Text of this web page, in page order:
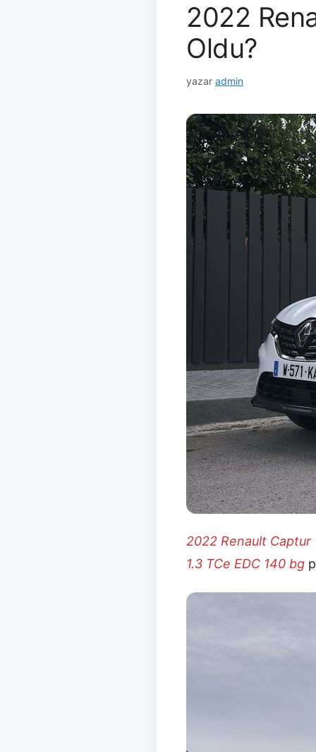
2022
Oldu?
yazar admin
2022 Renault Captur
1.3 TCe EDC 140 bg